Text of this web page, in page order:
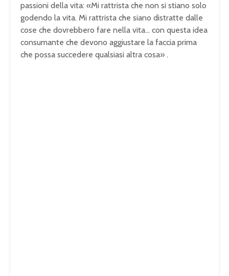
passioni della vita: «Mi rattrista che non si stiano solo
godendo la vita. Mi rattrista che siano distratte dalle
cose che dovrebbero fare nella vita… con questa idea
consumante che devono aggiustare la faccia prima
che possa succedere qualsiasi altra cosa» .